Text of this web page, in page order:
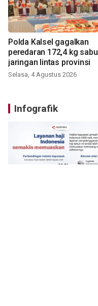
Polda Kalsel gagalkan
peredaran 172,4 kg sabu
jaringan lintas provinsi
Selasa, 4 Agustus 2026
Infografik